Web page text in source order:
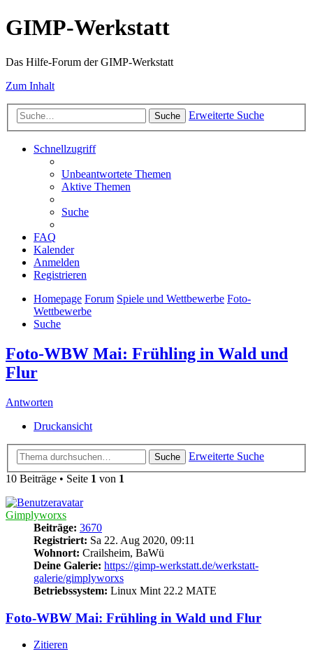
GIMP-Werkstatt
Das Hilfe-Forum der GIMP-Werkstatt
Zum Inhalt
Suche Erweiterte Suche
Schnellzugriff
Unbeantwortete Themen
Aktive Themen
Suche
FAQ
Kalender
Anmelden
Registrieren
Homepage Forum Spiele und Wettbewerbe Foto-
Wettbewerbe
Suche
Foto-WBW Mai: Frühling in Wald und
Flur
Antworten
Druckansicht
Suche
Erweiterte Suche
10 Beiträge • Seite 1 von 1
Gimplyworxs
Beiträge: 3670
Registriert: Sa 22. Aug 2020, 09:11
Wohnort: Crailsheim, BaWü
Deine Galerie: https://gimp-werkstatt.de/werkstatt-
galerie/gimplyworxs
Betriebssystem: Linux Mint 22.2 MATE
Foto-WBW Mai: Frühling in Wald und Flur
Zitieren